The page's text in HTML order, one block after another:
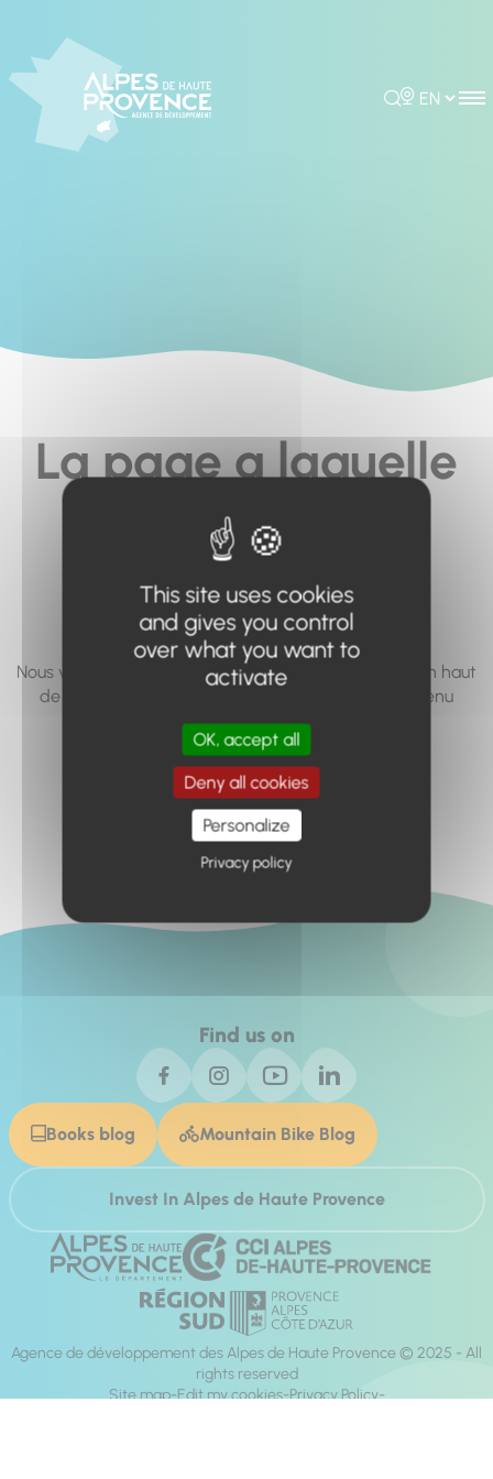
Rechercher
Choisir la
La page a laquelle
vous cherchez à
accéder n'existe
pas... ou plus.
Nous vous invitons à utiliser le moteur de recherche en haut
de page, ou à utiliser le menu pour trouver le contenu
recherché.
Retour à l'accueil
Find us on
Books blog Mountain Bike Blog
Invest In Alpes de Haute Provence
Agence de développement des Alpes de Haute Provence © 2025 - All
rights reserved
Site map Edit my cookies Privacy Policy
This site uses cookies
and gives you control
over what you want to
activate
OK, accept all
Deny all cookies
Personalize
Privacy policy